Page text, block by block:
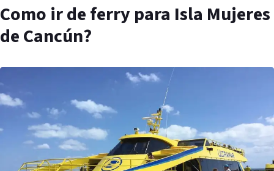
Como ir de ferry para Isla Mujeres
de Cancún?